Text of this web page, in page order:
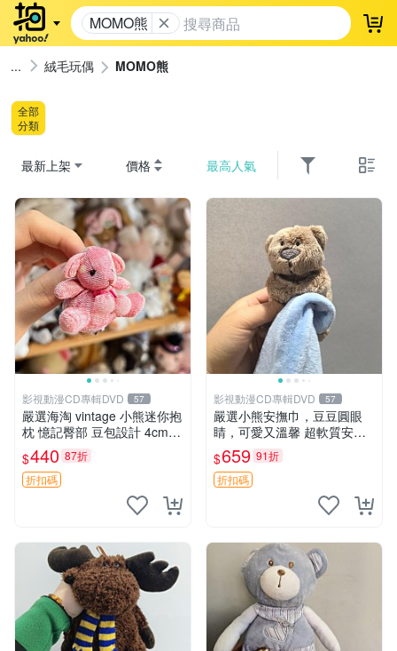
MOMO熊 登
絨毛玩偶 MOMO熊
全部
分類
最新上架 價格 最高人氣
影視動漫CD專輯DVD 57
嚴選海淘 vintage 小熊迷你抱
枕 憶記臀部 豆包設計 4cm
高 推薦收藏 迷你豆包小熊、
高臀部、豆袋抱枕
$440 87折
折扣碼
影視動漫CD專輯DVD 57
嚴選小熊安撫巾，豆豆圓眼
睛，可愛又溫馨 超軟質安撫
巾，豆豆設計，哄睡好幫手
約克豆豆眼安撫巾 數碼豆豆
眼
$659 91折
折扣碼